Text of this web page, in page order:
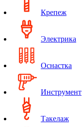
Крепеж
Электрика
Оснастка
Инструмент
Такелаж